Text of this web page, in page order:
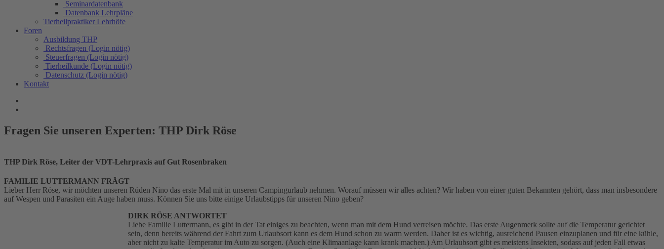
Seminardatenbank
Datenbank Lehrpläne
Tierheilpraktiker Lehrhöfe
Foren
Ausbildung THP
Rechtsfragen (Login nötig)
Steuerfragen (Login nötig)
Tierheilkunde (Login nötig)
Datenschutz (Login nötig)
Kontakt
Fragen Sie unseren Experten: THP Dirk Röse
THP Dirk Röse, Leiter der VDT-Lehrpraxis auf Gut Rosenbraken
FAMILIE LUTTERMANN FRÄGT
Lieber Herr Röse, wir möchten unseren Rüden Nino das erste Mal mit in unseren Campingurlaub nehmen. Worauf müssen wir alles achten? Wir haben von einer guten Bekannten gehört, dass man insbesondere
auf Wespen und Parasiten ein Auge haben muss. Können Sie uns bitte einige Urlaubstipps für unseren Nino geben?
DIRK RÖSE ANTWORTET
Liebe Familie Luttermann, es gibt in der Tat einiges zu beachten, wenn man mit dem Hund verreisen möchte. Das erste Augenmerk sollte auf die Temperatur gerichtet
sein, denn bereits während der Fahrt zum Urlaubsort kann es dem Hund schon zu warm werden. Daher ist es wichtig, ausreichend Pausen einzuplanen und für eine kühle,
aber nicht zu kalte Temperatur im Auto zu sorgen. (Auch eine Klimaanlage kann krank machen.) Am Urlaubsort gibt es meistens Insekten, sodass auf jeden Fall etwas